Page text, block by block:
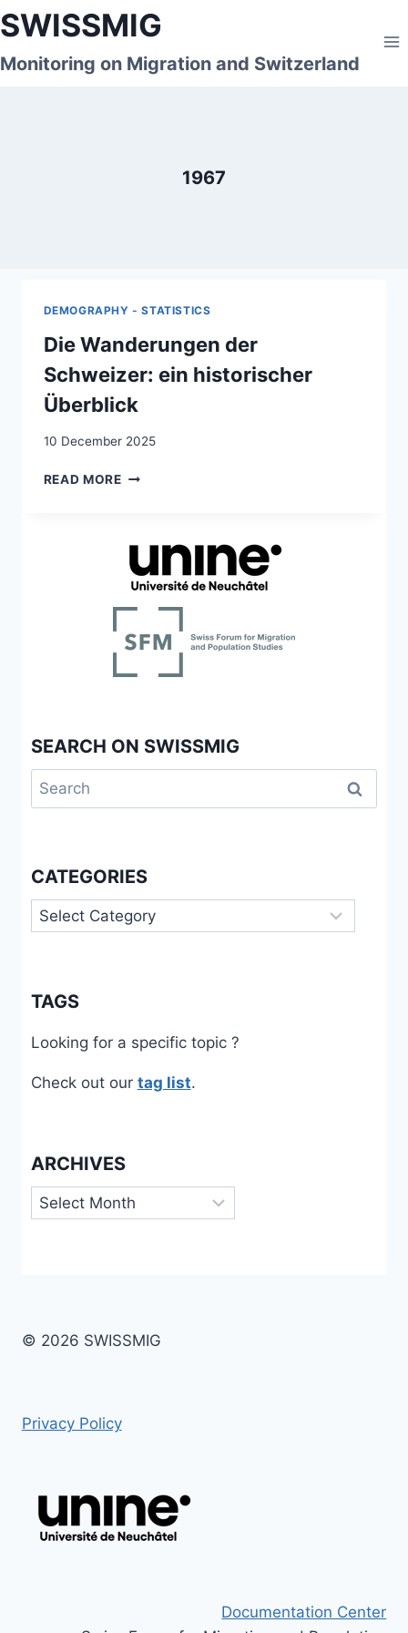
Skip
to
content
SWISSMIG
Monitoring on Migration and Switzerland
1967
DEMOGRAPHY - STATISTICS
Die Wanderungen der
Schweizer: ein historischer
Überblick
10 December 2025
READ MOREDIE
HISTORISCHER
ÜBERBLICK
SEARCH ON SWISSMIG
Search
for:
CATEGORIES
Categories
TAGS
Looking for a specific topic ?
Check out our tag list.
ARCHIVES
Archives
© 2026 SWISSMIG
Privacy Policy
Documentation Center